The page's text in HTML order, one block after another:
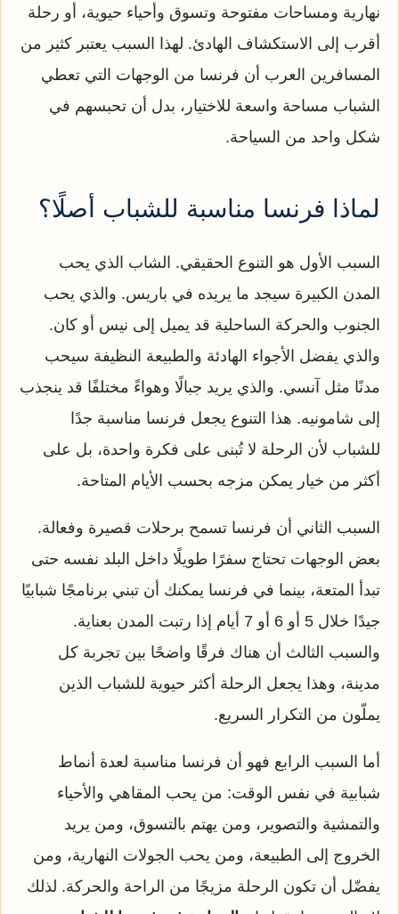
نهارية ومساحات مفتوحة وتسوق وأحياء حيوية، أو رحلة
أقرب إلى الاستكشاف الهادئ. لهذا السبب يعتبر كثير من
المسافرين العرب أن فرنسا من الوجهات التي تعطي
الشباب مساحة واسعة للاختيار، بدل أن تحبسهم في
شكل واحد من السياحة.
لماذا فرنسا مناسبة للشباب أصلًا؟
السبب الأول هو التنوع الحقيقي. الشاب الذي يحب
المدن الكبيرة سيجد ما يريده في باريس. والذي يحب
الجنوب والحركة الساحلية قد يميل إلى نيس أو كان.
والذي يفضل الأجواء الهادئة والطبيعة النظيفة سيحب
مدنًا مثل آنسي. والذي يريد جبالًا وهواءً مختلفًا قد ينجذب
إلى شامونيه. هذا التنوع يجعل فرنسا مناسبة جدًا
للشباب لأن الرحلة لا تُبنى على فكرة واحدة، بل على
أكثر من خيار يمكن مزجه بحسب الأيام المتاحة.
السبب الثاني أن فرنسا تسمح برحلات قصيرة وفعالة.
بعض الوجهات تحتاج سفرًا طويلًا داخل البلد نفسه حتى
تبدأ المتعة، بينما في فرنسا يمكنك أن تبني برنامجًا شبابيًا
جيدًا خلال 5 أو 6 أو 7 أيام إذا رتبت المدن بعناية.
والسبب الثالث أن هناك فرقًا واضحًا بين تجربة كل
مدينة، وهذا يجعل الرحلة أكثر حيوية للشباب الذين
يملّون من التكرار السريع.
أما السبب الرابع فهو أن فرنسا مناسبة لعدة أنماط
شبابية في نفس الوقت: من يحب المقاهي والأحياء
والتمشية والتصوير، ومن يهتم بالتسوق، ومن يريد
الخروج إلى الطبيعة، ومن يحب الجولات النهارية، ومن
يفضّل أن تكون الرحلة مزيجًا من الراحة والحركة. لذلك